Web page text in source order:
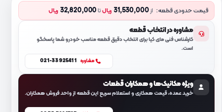
قیمت حدودی قطعه: از31,530,000 ریالتا32,820,000 ریال
مشاوره در انتخاب قطعه
کارشناس فنی مای کیا برای انتخاب دقیق قطعه مناسب خودرو شما پاسخگو
است.
مشاوره 021-33925411
ویژه مکانیک‌ها و همکاران قطعات
خرید عمده، قیمت همکاری و استعلام سریع این قطعه از واحد فروش همکاران.